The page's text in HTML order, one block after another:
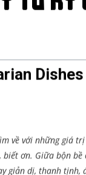
TỪ KÝ
về với những giá
ơn. Giữa bộn bề